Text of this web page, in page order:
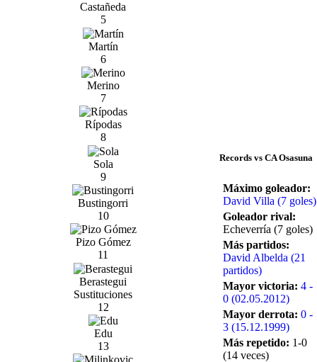
Castañeda
5
Martín
6
Merino
7
Rípodas
8
Sola
9
Bustingorri
10
Pizo Gómez
11
Berastegui
Sustituciones
12
Edu
13
Records vs CA Osasuna
Máximo goleador:
David Villa (7 goles)
Goleador rival:
Echeverría (7 goles)
Más partidos:
David Albelda (21
partidos)
Mayor victoria: 4 -
0 (02.05.2012)
Mayor derrota: 0 -
3 (15.12.1999)
Más repetido: 1-0
(14 veces)